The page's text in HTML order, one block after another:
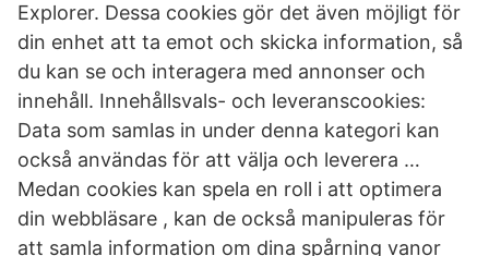
Explorer. Dessa cookies gör det även möjligt för
din enhet att ta emot och skicka information, så
du kan se och interagera med annonser och
innehåll. Innehållsvals- och leveranscookies:
Data som samlas in under denna kategori kan
också användas för att välja och leverera …
Medan cookies kan spela en roll i att optimera
din webbläsare , kan de också manipuleras för
att samla information om dina spårning vanor